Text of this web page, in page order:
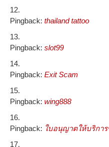
Pingback: thailand tattoo
Pingback: slot99
Pingback: Exit Scam
Pingback: wing888
Pingback: ใบอนุญาตให้บริการ